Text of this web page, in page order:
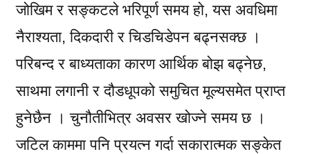
जोखिम र सङ्कटले भरिपूर्ण समय हो, यस अवधिमा
नैराश्यता, दिकदारी र चिडचिडेपन बढ्नसक्छ ।
परिबन्द र बाध्यताका कारण आर्थिक बोझ बढ्नेछ,
साथमा लगानी र दौडधूपको समुचित मूल्यसमेत प्राप्त
हुनेछैन । चुनौतीभित्र अवसर खोज्ने समय छ ।
जटिल काममा पनि प्रयत्न गर्दा सकारात्मक सङ्केत